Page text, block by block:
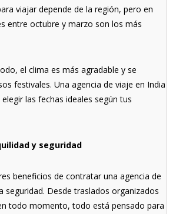
viajar depende de la región, pero en
entre octubre y marzo son los más
el clima es más agradable y se
festivales. Una agencia de viaje en India
las fechas ideales según tus
y seguridad
beneficios de contratar una agencia de
seguridad. Desde traslados organizados
todo momento, todo está pensado para